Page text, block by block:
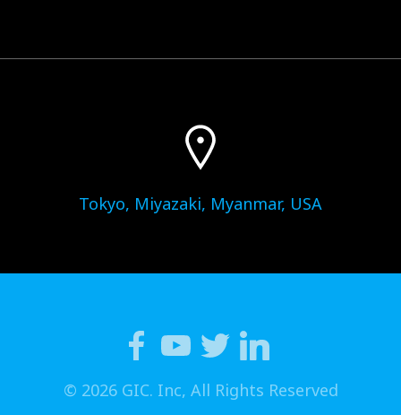
Tokyo, Miyazaki, Myanmar, USA
© 2026 GIC. Inc, All Rights Reserved